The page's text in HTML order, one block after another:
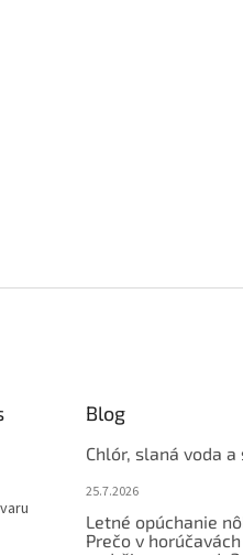
Blog
Chlór, slaná voda a
25.7.2026
Letné opúchanie
Prečo v horúčavách